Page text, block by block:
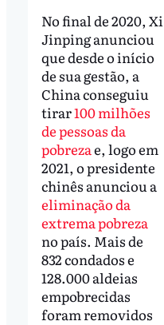
No final de 2020, Xi
Jinping anunciou
que desde o início
de sua gestão, a
China conseguiu
tirar100 milhões
de pessoas da
pobrezae, logo em
2021, o presidente
chinês anunciou a
eliminação da
extrema pobreza
no país. Mais de
832 condados e
128.000 aldeias
empobrecidas
foram removidos